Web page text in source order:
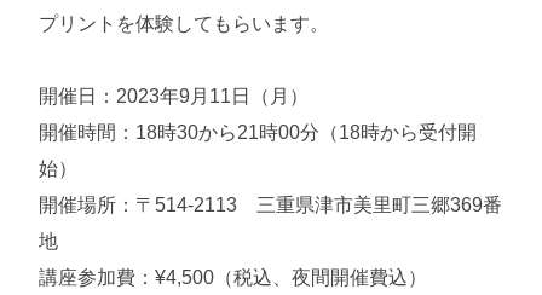
プリントを体験してもらいます。
開催日：2023年9月11日（月）
開催時間：18時30から21時00分（18時から受付開
始）
開催場所：〒514-2113 三重県津市美里町三郷369番
地
講座参加費：¥4,500（税込、夜間開催費込）